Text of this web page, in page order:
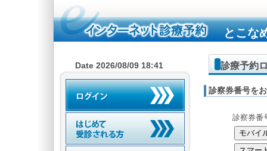
とこな
診療予約
診察券番号を
診察券番
Date 2026/08/09 18:41